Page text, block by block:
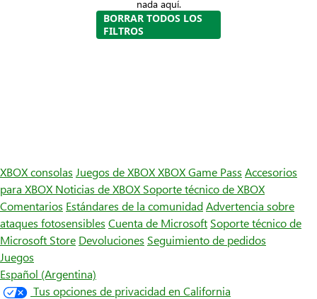
nada aquí.
BORRAR TODOS LOS
FILTROS
XBOX consolas Juegos de XBOXXBOX Game Pass Accesorios
para XBOX Noticias de XBOX Soporte técnico de XBOX
Comentarios Estándares de la comunidadAdvertencia sobre
ataques fotosensibles Cuenta de Microsoft Soporte técnico de
Microsoft Store Devoluciones Seguimiento de pedidos
Juegos
Español (Argentina)
Tus opciones de privacidad en California